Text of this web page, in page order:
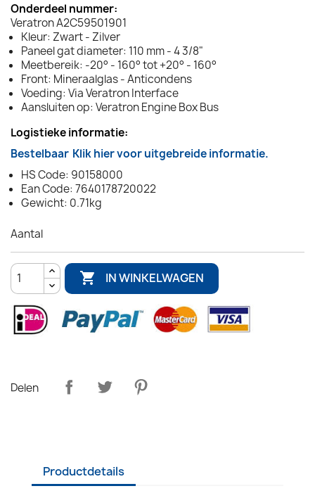
Onderdeel nummer:
Veratron A2C59501901
Kleur: Zwart - Zilver
Paneel gat diameter: 110 mm - 4 3/8"
Meetbereik: -20° - 160° tot +20° - 160°
Front: Mineraalglas - Anticondens
Voeding: Via Veratron Interface
Aansluiten op: Veratron Engine Box Bus
Logistieke informatie:
Bestelbaar Klik hier voor uitgebreide informatie.
HS Code: 90158000
Ean Code: 7640178720022
Gewicht: 0.71kg
Aantal
 IN WINKELWAGEN
Delen
Productdetails